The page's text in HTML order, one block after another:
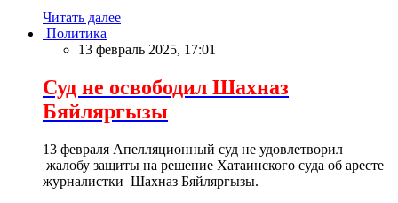
Читать далее
Политика
13 февраль 2025, 17:01
Суд не освободил Шахназ
Бяйляргызы
13 февраля Апелляционный суд не удовлетворил
жалобу защиты на решение Хатаинского суда об аресте
журналистки Шахназ Бяйляргызы.